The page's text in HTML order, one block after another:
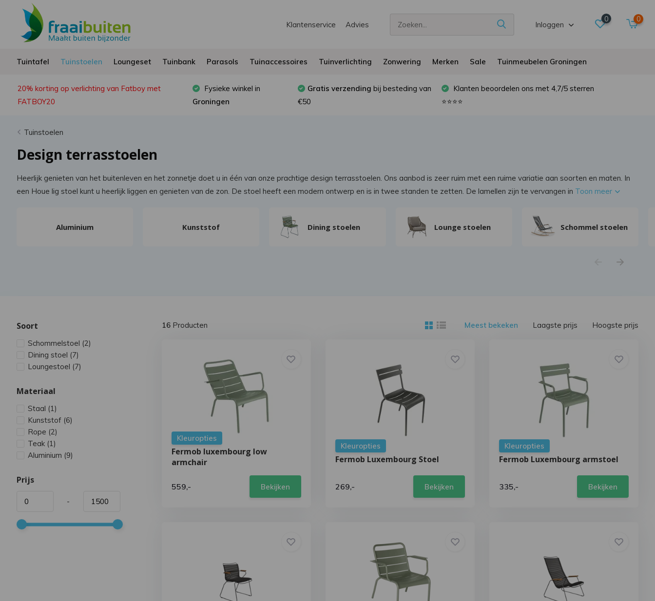
Klantenservice Advies Inloggen
0 0
Tuintafel Tuinstoelen Loungeset Tuinbank Parasols Tuinaccessoires Tuinverlichting Zonwering Merken Sale Tuinmeubelen Groningen
20% korting op verlichting van Fatboy met
FATBOY20
Fysieke winkel in
Groningen
Gratis verzending bij besteding van
€50
Klanten beoordelen ons met 4,7/5 sterren
⭐⭐⭐⭐
Tuinstoelen
Design terrasstoelen
Heerlijk genieten van het buitenleven en het zonnetje doet u in één van onze prachtige design terrasstoelen. Ons aanbod is zeer ruim met een ruime variatie aan soorten en maten. In
een Houe lig stoel kunt u heerlijk liggen en genieten van de zon. De stoel heeft een modern ontwerp en is in twee standen te zetten. De lamellen zijn te vervangen in Toon meer
Aluminium Kunststof Dining stoelen Lounge stoelen Schommel stoelen
Soort
Schommelstoel (2)
Dining stoel (7)
Loungestoel (7)
Materiaal
Staal (1)
Kunststof (6)
Rope (2)
Teak (1)
Aluminium (9)
Prijs
-
16Producten Meest bekeken Laagste prijs Hoogste prijs
Kleuropties
Fermob luxembourg low
armchair
559,- Bekijken
Kleuropties
Fermob Luxembourg Stoel
269,- Bekijken
Kleuropties
Fermob Luxembourg armstoel
335,- Bekijken